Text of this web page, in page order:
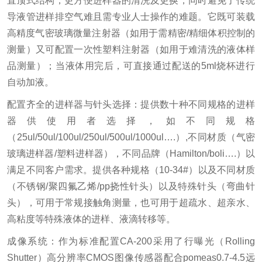
导液管进样排空气难且需专业人士操作的难题。它既可装载
高精度气密玻璃微量注射器（如用于需精密/精细体积控制的
测量）又可配置一次性塑料注射器（如用于难清洗的液体样
品测量）；当液体用完后，可直接通过配送的5ml烧杯进行
自动加液。
配置齐全的进样器与针头选择：提供数十种不同规格的进样
器供使用者选择，如不同规格
（25ul/50ul/100ul/250ul/500ul/1000ul….）,不同材质（气密
玻璃进样器/塑料进样器），不同品牌（Hamilton/boli….）以
满足不同客户需求。提供各种规格（10-34#）以及不同材质
（不锈钢/聚四氟乙烯/pp挠性针头）以及特殊针头（弯曲针
头），可用于常规接触角测量，也可用于超疏水、超亲水、
高粘度等特殊液体的进样、液滴转移等。
成像系统：作为标准配置CA-200采用了行曝光（Rolling
Shutter）高分辨率CMOS图像传感器配合pomeas0.7-4.5远